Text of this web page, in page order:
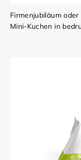
Firmenjubiläum
Mini-Kuchen in